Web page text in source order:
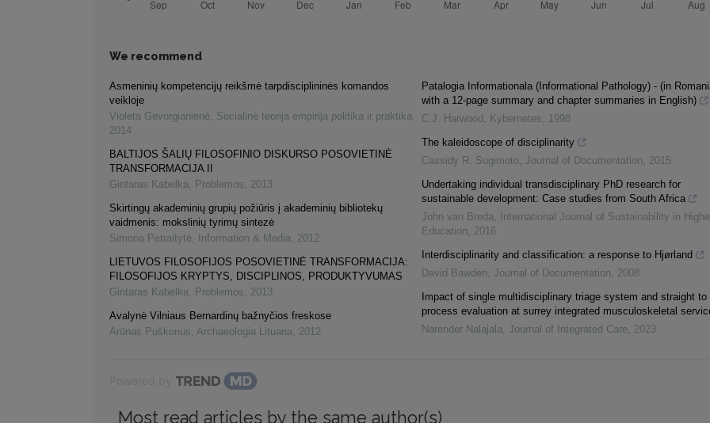
We recommend
Asmeninių kompetencijų reikšmė tarpdisciplininės komandos
veikloje
Violeta Gevorgianienė, Socialinė teorija empirija politika ir praktika,
2014
BALTIJOS ŠALIŲ FILOSOFINIO DISKURSO POSOVIETINĖ
TRANSFORMACIJA II
Gintaras Kabelka, Problemos, 2013
Skirtingų akademinių grupių požiūris į akademinių bibliotekų
vaidmenis: mokslinių tyrimų sintezė
Simona Petraitytė, Information & Media, 2012
LIETUVOS FILOSOFIJOS POSOVIETINĖ TRANSFORMACIJA:
FILOSOFIJOS KRYPTYS, DISCIPLINOS, PRODUKTYVUMAS
Gintaras Kabelka, Problemos, 2013
Avalynė Vilniaus Bernardinų bažnyčios freskose
Arūnas Puškorius, Archaeologia Lituana, 2012
Patalogia Informationala (Informational Pathology) ‐ (in
with a 12‐page summary and chapter summaries in English)
C.J. Harwood , Kybernetes, 1998
The kaleidoscope of disciplinarity
Cassidy R. Sugimoto, Journal of Documentation, 2015
Undertaking individual transdisciplinary PhD research for
sustainable development: Case studies from South Africa
John van Breda,
International Journal of Sustainability in
Education, 2016
Interdisciplinarity and classification: a response to Hjørland
David Bawden, Journal of Documentation, 2008
Impact of single multidisciplinary triage system and straight to
process evaluation at surrey integrated musculoskeletal
Narender Nalajala, Journal of Integrated Care, 2023
Most read articles by the same author(s)